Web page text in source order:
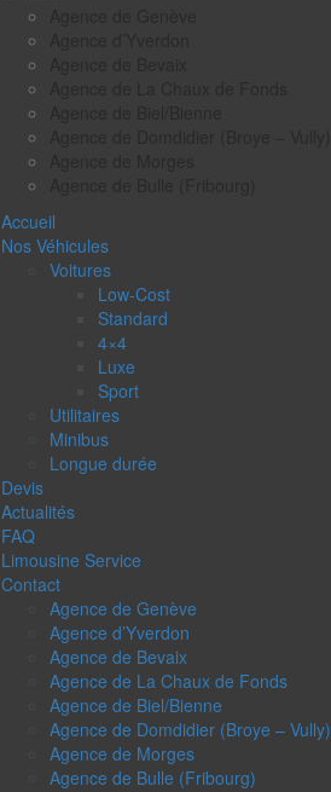
Accueil
Nos Véhicules
Voitures
Low-Cost
Standard
4×4
Luxe
Sport
Utilitaires
Minibus
Longue durée
Devis
Actualités
FAQ
Limousine Service
Contact
Agence de Genève
Agence d’Yverdon
Agence de Bevaix
Agence de La Chaux de Fonds
Agence de Biel/Bienne
Agence de Domdidier (Broye – Vully)
Agence de Morges
Agence de Bulle (Fribourg)